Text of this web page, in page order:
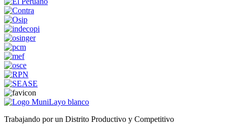
Trabajando por un Distrito Productivo y Competitivo